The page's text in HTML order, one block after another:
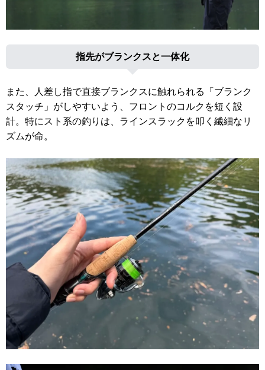
指先がブランクスと一体化
また、人差し指で直接ブランクスに触れられる「ブランク
スタッチ」がしやすいよう、フロントのコルクを短く設
計。特にスト系の釣りは、ラインスラックを叩く繊細なリ
ズムが命。